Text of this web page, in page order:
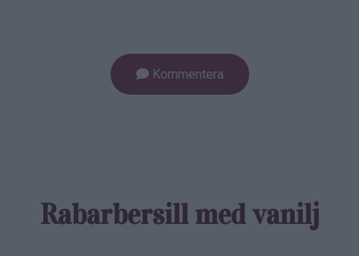
Kommentera
Rabarber­sill med vanilj